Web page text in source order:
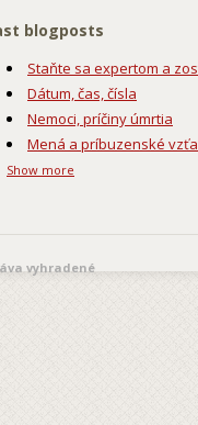
blogposts
Staňte sa expertom a
Dátum, čas, čísla
Nemoci, príčiny úmrtia
Mená a príbuzenské
Show more
vyhradené